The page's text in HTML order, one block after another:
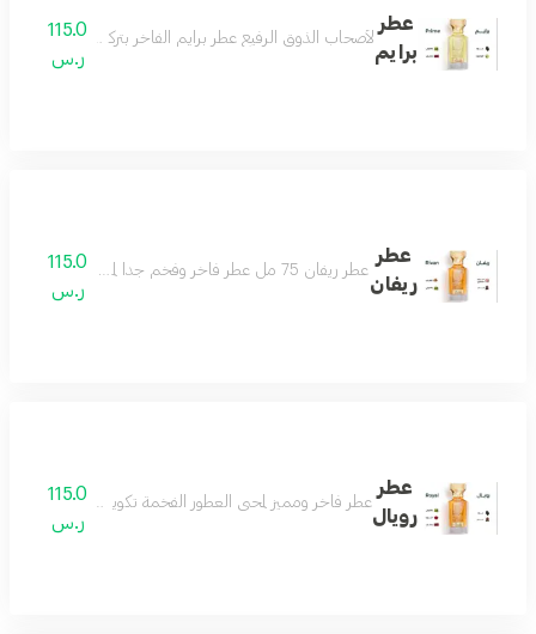
عطر
برايم
لأصحاب الذوق الرفيع عطر برايم الفاخر بتركيبة فريدة من
115.0
ر.س
عطر
ريفان
عطر ريفان 75 مل عطر فاخر وفخم جدا لمحبي العطور الرسمية الفواحة عطر لمناسباتك وأيامك الجميلة عطر يفرض نفسه بهالة من الرقيّ والتألق مكونات العطر الباتشولي والخشب والجلود والورد البلغاري والسوسن
115.0
ر.س
عطر
رويال
عطر فاخر ومميز لمحبي العطور الفخمة تكوين جميل من
115.0
ر.س